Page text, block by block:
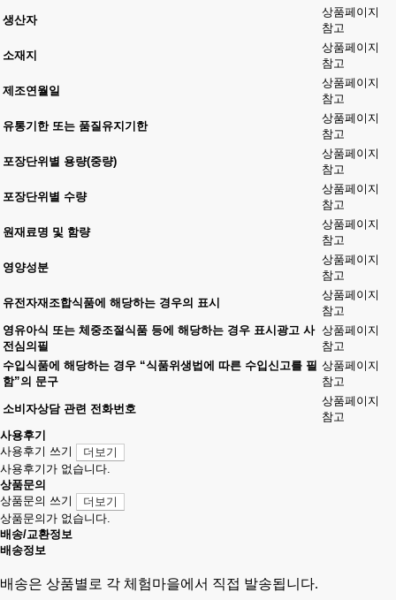
생산자
상품페이지
참고
소재지
상품페이지
참고
제조연월일
상품페이지
참고
유통기한 또는 품질유지기한
상품페이지
참고
포장단위별 용량(중량)
상품페이지
참고
포장단위별 수량
상품페이지
참고
원재료명 및 함량
상품페이지
참고
영양성분
상품페이지
참고
유전자재조합식품에 해당하는 경우의 표시
상품페이지
참고
영유아식 또는 체중조절식품 등에 해당하는 경우 표시광고 사
전심의필
상품페이지
참고
수입식품에 해당하는 경우 “식품위생법에 따른 수입신고를 필
함”의 문구
상품페이지
참고
소비자상담 관련 전화번호
상품페이지
참고
사용후기
사용후기 쓰기
더보기
사용후기가 없습니다.
상품문의
상품문의 쓰기
더보기
상품문의가 없습니다.
배송/교환정보
배송정보
배송은 상품별로 각 체험마을에서 직접 발송됩니다.